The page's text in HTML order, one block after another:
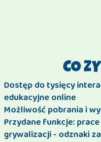
CO
Dostęp do tysięcy
edukacyjne online
Możliwość pobrania i
Przydane funkcje:
grywalizacji - odznaki